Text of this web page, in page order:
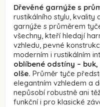
Dřevěné garnýže s
rustikálního stylu, kvality
garnýže s průměrem
všechny, kteří hledají
vzhledu, pevné
moderním i rustikálním
oblíbené odstíny –
olše. Průměr tyče
elegantním vzhledem a
nepůsobí robustně ani
funkční i pro klasické